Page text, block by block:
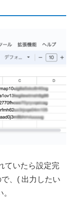
ていたら設定完
、( 出力したい